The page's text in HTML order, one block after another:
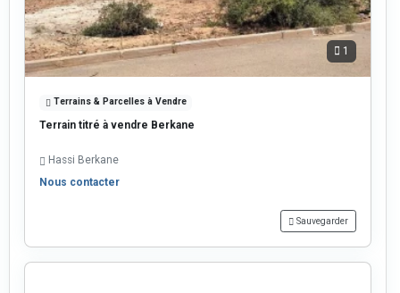
1
Terrains & Parcelles à Vendre
Terrain titré à vendre Berkane
Hassi Berkane
Nous contacter
Sauvegarder